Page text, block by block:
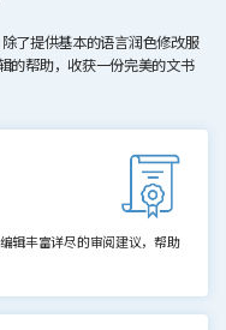
了提供基本的语言润色修改服
的帮助，收获一份完美的文书
辑丰富详尽的审阅建议，帮助